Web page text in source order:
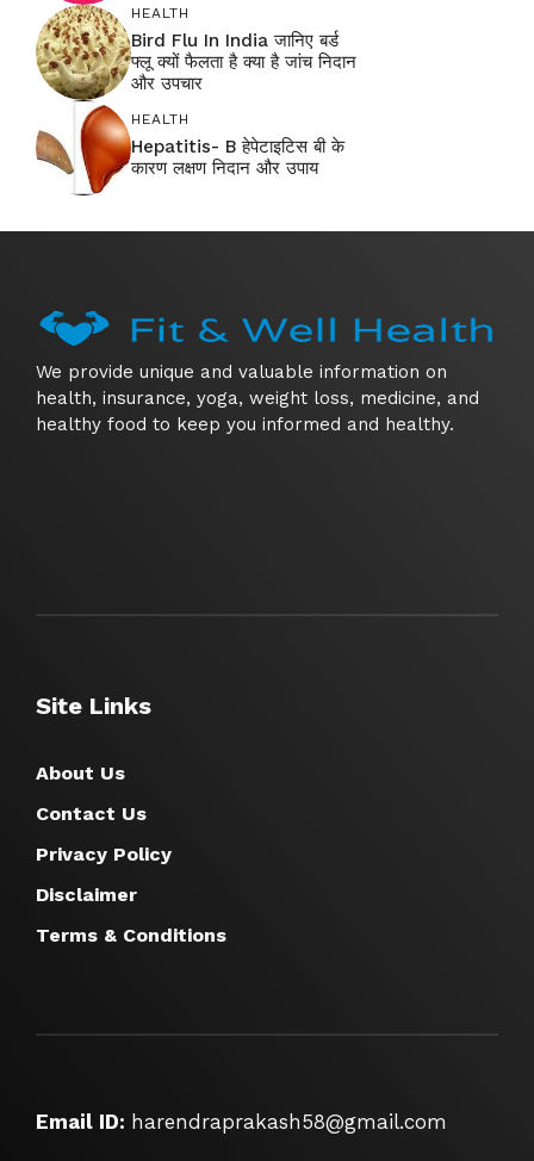
HEALTH
Bird Flu In India जानिए बर्ड
फ्लू क्यों फैलता है क्या है जांच निदान
और उपचार
HEALTH
Hepatitis- B हेपेटाइटिस बी के
कारण लक्षण निदान और उपाय
We provide unique and valuable information on
health, insurance, yoga, weight loss, medicine, and
healthy food to keep you informed and healthy.
Site Links
About Us
Contact Us
Privacy Policy
Disclaimer
Terms & Conditions
Email ID: harendraprakash58@gmail.com